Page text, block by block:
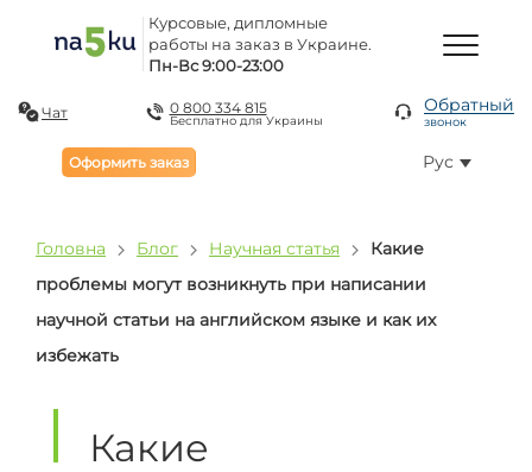
Курсовые, дипломные
работы на заказ в Украине.
Пн-Вс 9:00-23:00
Чат 0 800 334 815
Бесплатно для Украины
Обратный
звонок
Оформить заказ Рус
Головна Блог Научная статья
Какие
проблемы могут возникнуть при написании
научной статьи на английском языке и как их
избежать
Какие